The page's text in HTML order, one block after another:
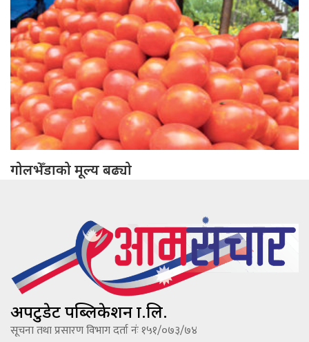
गोलभेँडाको मूल्य बढ्यो
अपटुडेट पब्लिकेशन प्रा.लि.
सूचना तथा प्रसारण विभाग दर्ता नंः १५१/०७३/७४